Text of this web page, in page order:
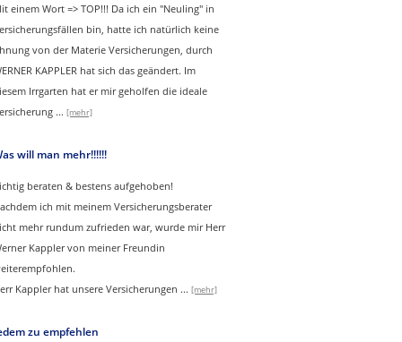
einem Wort => TOP!!! Da ich ein "Neuling" in
bin, hatte ich natürlich keine
von der Materie Versicherungen, durch
KAPPLER hat sich das geändert. Im
Irrgarten hat er mir geholfen die ideale
... [mehr]
will man mehr!!!!!!
beraten & bestens aufgehoben!
ich mit meinem Versicherungsberater
mehr rundum zufrieden war, wurde mir Herr
Kappler von meiner Freundin
Kappler hat unsere Versicherungen ... [mehr]
zu empfehlen